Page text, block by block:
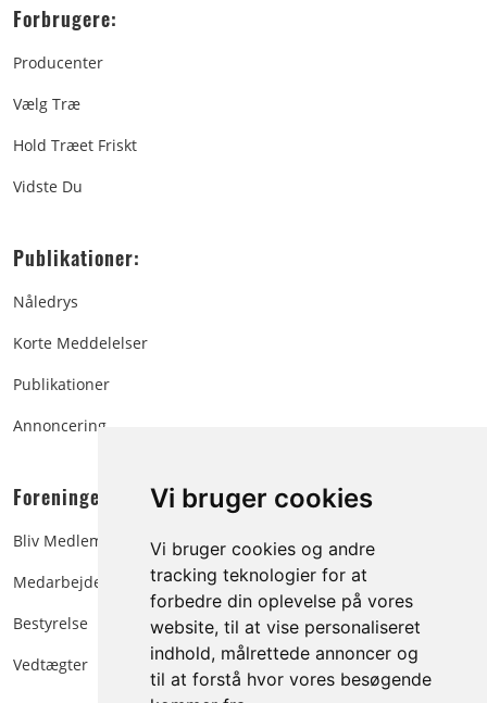
Vi bruger cookies
Vi bruger cookies og andre
tracking teknologier for at
forbedre din oplevelse på vores
website, til at vise personaliseret
indhold, målrettede annoncer og
til at forstå hvor vores besøgende
Forbrugere:
Producenter
Vælg Træ
Hold Træet Friskt
Vidste Du
Publikationer:
Nåledrys
Korte Meddelelser
Publikationer
Annoncering
Foreningen:
Bliv Medlem
Medarbejdere
Bestyrelse
Vedtægter